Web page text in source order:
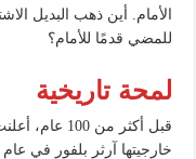
الأمام. أين ذهب البديل
للمضي قدمًا للأمام؟
لمحة تاريخية
قبل أكثر من